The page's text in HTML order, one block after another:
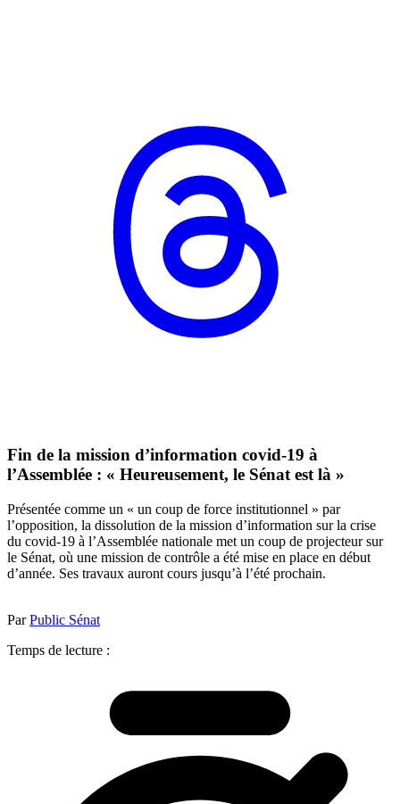
Fin de la mission d’information covid-19 à
l’Assemblée : « Heureusement, le Sénat est là »
Présentée comme un « un coup de force institutionnel » par
l’opposition, la dissolution de la mission d’information sur la crise
du covid-19 à l’Assemblée nationale met un coup de projecteur sur
le Sénat, où une mission de contrôle a été mise en place en début
d’année. Ses travaux auront cours jusqu’à l’été prochain.
ParPublic Sénat
Temps de lecture :